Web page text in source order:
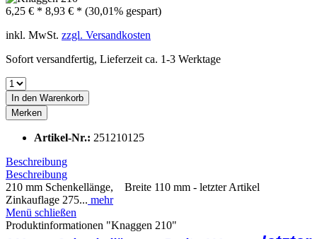
6,25 € * 8,93 € * (30,01% gespart)
inkl. MwSt. zzgl. Versandkosten
Sofort versandfertig, Lieferzeit ca. 1-3 Werktage
In den Warenkorb
Merken
Artikel-Nr.: 251210125
Beschreibung
Beschreibung
210 mm Schenkellänge, Breite 110 mm - letzter Artikel
Zinkauflage 275... mehr
Menü schließen
Produktinformationen "Knaggen 210"